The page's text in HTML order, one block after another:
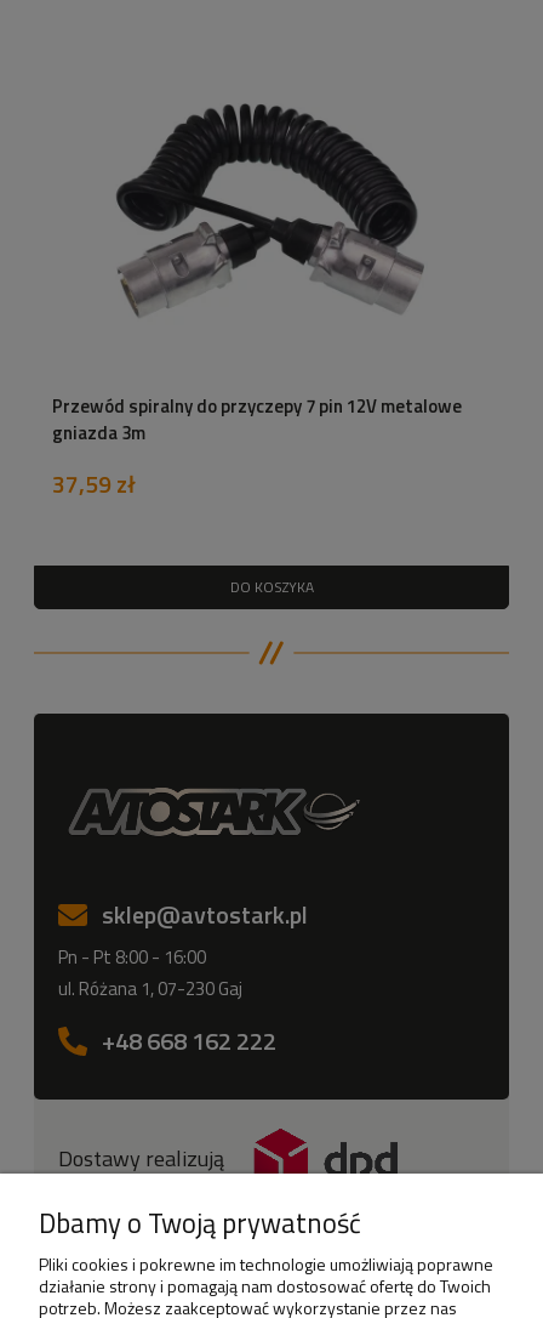
Przewód spiralny do przyczepy 7 pin 12V metalowe
gniazda 3m
37,59 zł
DO KOSZYKA
sklep@avtostark.pl
Pn - Pt 8:00 - 16:00
ul. Różana 1, 07-230 Gaj
+48 668 162 222
Dostawy realizują
Dbamy o Twoją prywatność
Pliki cookies i pokrewne im technologie umożliwiają poprawne
działanie strony i pomagają nam dostosować ofertę do Twoich
potrzeb. Możesz zaakceptować wykorzystanie przez nas